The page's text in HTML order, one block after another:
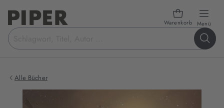
Warenkorb Menü
Suchbegriff
eingeben
Alle Bücher